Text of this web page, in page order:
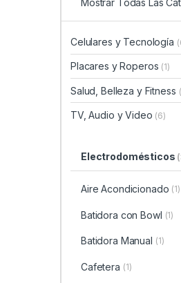
Celulares y Tecnología
Placares y Roperos (1)
Salud, Belleza y Fitness
TV, Audio y Video (6)
Electrodomésticos
Aire Acondicionado (1)
Batidora con Bowl (1)
Batidora Manual (1)
Cafetera (1)